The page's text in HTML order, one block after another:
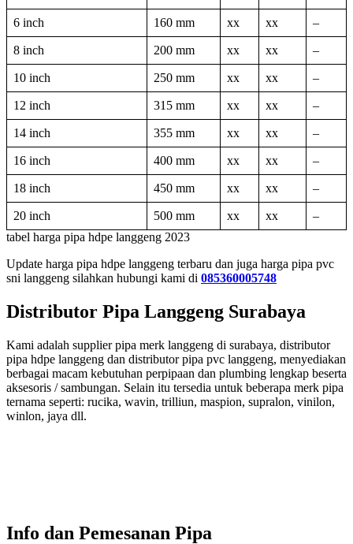
6 inch 160 mm xx xx –
8 inch 200 mm xx xx –
10 inch 250 mm xx xx –
12 inch 315 mm xx xx –
14 inch 355 mm xx xx –
16 inch 400 mm xx xx –
18 inch 450 mm xx xx –
20 inch 500 mm xx xx
–
tabel harga pipa hdpe langgeng 2023
Update harga pipa hdpe langgeng terbaru dan juga harga pipa pvc
sni langgeng silahkan hubungi kami di 085360005748
Distributor Pipa Langgeng Surabaya
Kami adalah supplier pipa merk langgeng di surabaya, distributor
pipa hdpe langgeng dan distributor pipa pvc langgeng, menyediakan
berbagai macam kebutuhan perpipaan dan plumbing lengkap beserta
aksesoris / sambungan. Selain itu tersedia untuk beberapa merk pipa
ternama seperti: rucika, wavin, trilliun, maspion, supralon, vinilon,
winlon, jaya dll.
Info dan Pemesanan Pipa